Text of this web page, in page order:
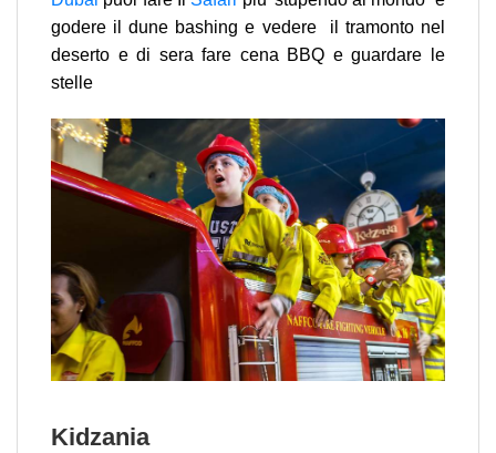
godere il dune bashing e vedere il tramonto nel
deserto e di sera fare cena BBQ e guardare le
stelle
Kidzania